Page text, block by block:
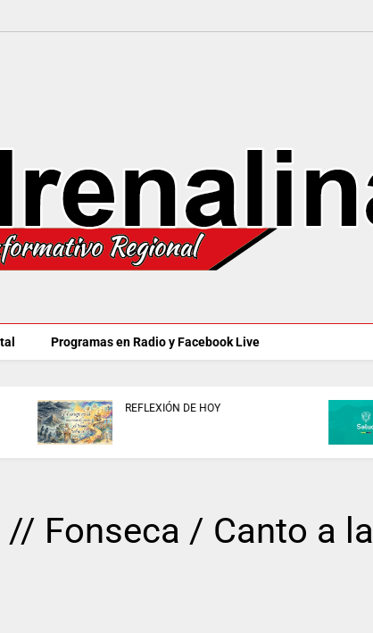
Programas en Radio y Facebook Live
consultar
a la
ESTA ES LA BIBLIOTECA Nacional
// Fonseca / Canto a la